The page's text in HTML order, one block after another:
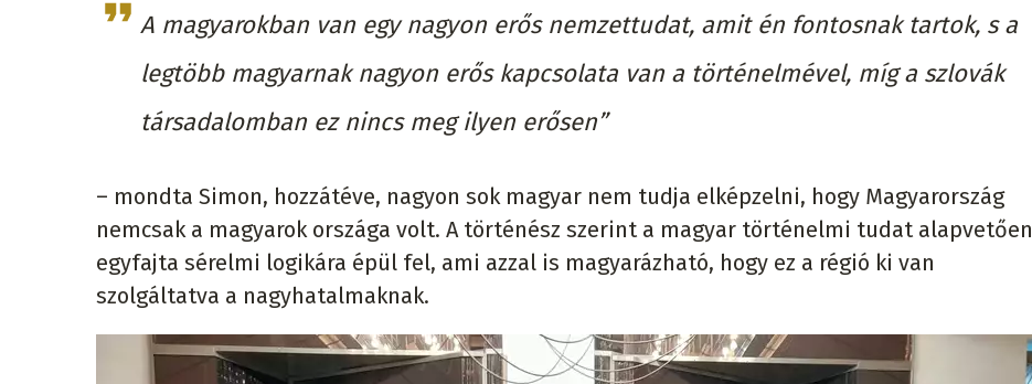
A magyarokban van egy nagyon erős nemzettudat, amit én fontosnak tartok, s a
legtöbb magyarnak nagyon erős kapcsolata van a történelmével, míg a szlovák
társadalomban ez nincs meg ilyen erősen”
– mondta Simon, hozzátéve, nagyon sok magyar nem tudja elképzelni, hogy Magyarország
nemcsak a magyarok országa volt. A történész szerint a magyar történelmi tudat alapvetően
egyfajta sérelmi logikára épül fel, ami azzal is magyarázható, hogy ez a régió ki van
szolgáltatva a nagyhatalmaknak.